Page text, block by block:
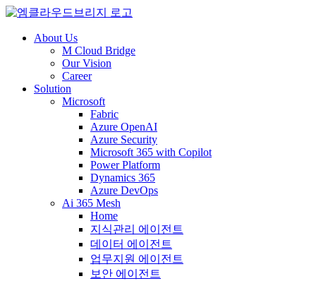
About Us
M Cloud Bridge
Our Vision
Career
Solution
Microsoft
Fabric
Azure OpenAI
Azure Security
Microsoft 365 with Copilot
Power Platform
Dynamics 365
Azure DevOps
Ai 365 Mesh
Home
지식관리 에이전트
데이터 에이전트
업무지원 에이전트
보안 에이전트